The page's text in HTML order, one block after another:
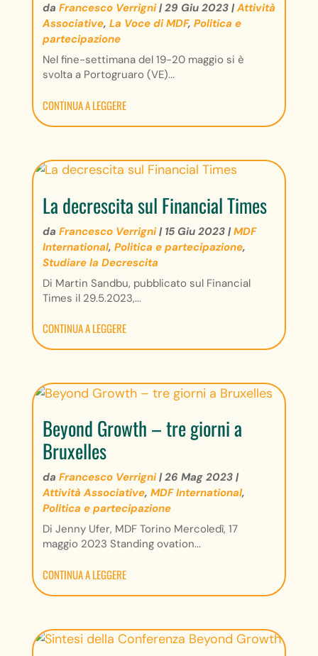
da Francesco Verrigni|29 Giu 2023|Attività
Associative, La Voce di MDF, Politica e
partecipazione
Nel fine-settimana del 19-20 maggio si è
svolta a Portogruaro (VE)...
CONTINUA A LEGGERE
La decrescita sul Financial Times
da Francesco Verrigni| 15 Giu 2023|MDF
International, Politica e partecipazione,
Studiare la Decrescita
Di Martin Sandbu, pubblicato sul Financial
Times il 29.5.2023,...
CONTINUA A LEGGERE
Beyond Growth – tre giorni a
Bruxelles
da Francesco Verrigni|26 Mag 2023|
Attività Associative, MDF International,
Politica e partecipazione
Di Jenny Ufer, MDF Torino Mercoledì, 17
maggio 2023 Standing ovation...
CONTINUA A LEGGERE